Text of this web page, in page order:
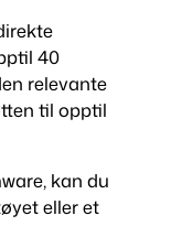
40
relevante
til opptil
kan du
eller et